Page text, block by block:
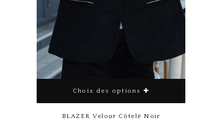
Choix des options
Ce produit a plusieurs variations. Les options peuvent être choisies sur la page du produit
BLAZER Velour Côtelé Noir